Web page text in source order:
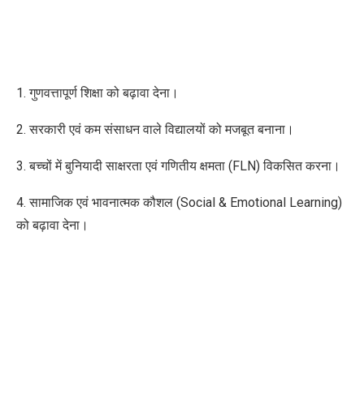
1. गुणवत्तापूर्ण शिक्षा को बढ़ावा देना।
2. सरकारी एवं कम संसाधन वाले विद्यालयों को मजबूत बनाना।
3. बच्चों में बुनियादी साक्षरता एवं गणितीय क्षमता (FLN) विकसित करना।
4. सामाजिक एवं भावनात्मक कौशल (Social & Emotional Learning)
को बढ़ावा देना।